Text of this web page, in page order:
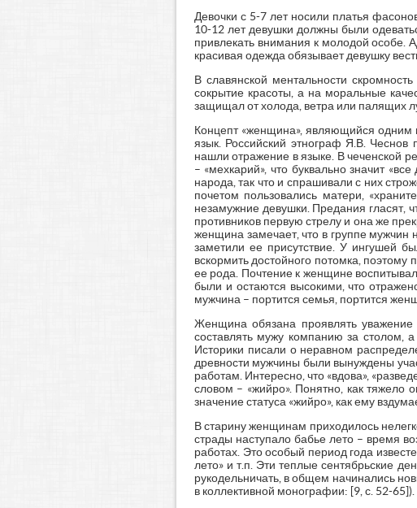
Девочки с 5-7 лет носили платья
10-12 лет девушки должны были
привлекать внимания к молодой особе.
красивая одежда обязывает девушку
В славянской ментальности
сокрытие красоты, а на моральные
защищал от холода, ветра или палящих
Концепт «женщина», являющийся одним
язык. Российский этнограф Я.В. Чеснов
нашли отражение в языке. В чеченской
– «мехкарий», что буквально значит
народа, так что и спрашивали с них
почетом пользовались матери,
незамужние девушки. Предания гласят,
противников первую стрелу и она же
женщина замечает, что в группе мужчин
заметили ее присутствие. У ингушей
вскормить достойного потомка,
ее рода. Почтение к женщине
были и остаются высокими, что
мужчина – портится семья, портится
Женщина обязана проявлять
составлять мужу компанию за столом,
Историки писали о неравном
древности мужчины были вынуждены
работам. Интересно, что «вдова»,
словом – «жийро». Понятно, как тяжело
значение статуса «жийро», как ему
В старину женщинам приходилось
страды наступало бабье лето – время
работах. Это особый период года
лето» и т.п. Эти теплые сентябрьские
рукодельничать, в общем начинались
в коллективной монографии: [9, с. 52-65]).